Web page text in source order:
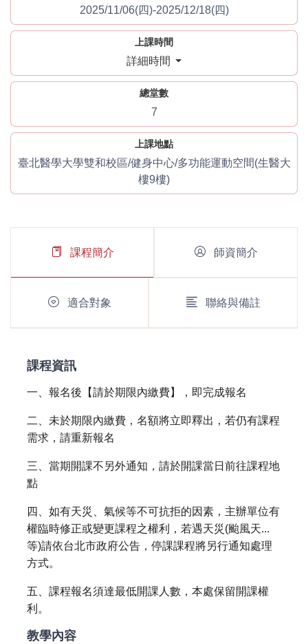
2025/11/06(四)-2025/12/18(四)
上課時間
詳細時間
總堂數
7
上課地點
臺北醫學大學雙和校區/健身中心/多功能運動空間(生醫大
樓9樓)
課程簡介 師資簡介
適合對象 聯絡與備註
課程資訊
一、報名後【請於期限內繳費】，即完成報名
二、未於期限內繳費，名額將立即釋出，若仍有課程
需求，請重新報名
三、當期開課不另外通知，請於開課當日前往課程地
點
四、如有天災、氣候等不可抗拒的因素，主辦單位有
權臨時修正或變更課程之權利，若遇天災(颱風天...
等)請依台北市政府公告，停課課程將另行通知處理
方式。
五、課程報名須達最低開課人數，本處保留開課權
利。
教學內容